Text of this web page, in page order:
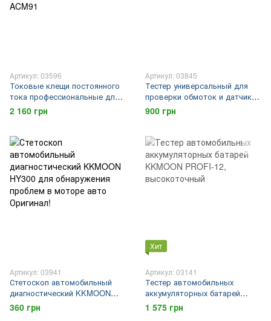
Артикул: 03596
Токовые клещи постоянного
тока профессиональные для
автомобиля. Высокоточный
мультиметр AC/DC BSIDE
2 160 грн
Артикул: 03845
Тестер универсальный для
проверки обмоток и датчиков
мотор-колес двигателей,
ручки газа KRONOS E-Test
900 грн
Артикул: 03941
Стетоскоп автомобильный
диагностический KKMOON
HY300 для обнаружения
проблем в моторе авто
360 грн
Хит
Артикул: 03141
Тестер автомобильных
аккумуляторных батарей
KKMOON PROFI-12,
высокоточный
1 575 грн